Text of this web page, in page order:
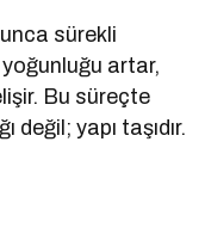
sürekli
artar,
Bu süreçte
değil; yapı taşıdır.